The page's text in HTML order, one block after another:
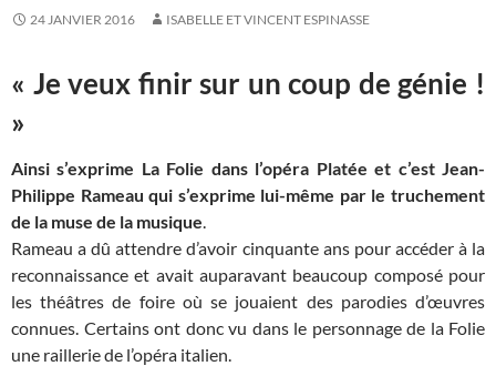
24 JANVIER 2016 ISABELLE ET VINCENT ESPINASSE
« Je veux finir sur un coup de génie !
»
Ainsi s’exprime La Folie dans l’opéra Platée et c’est Jean-
Philippe Rameau qui s’exprime lui-même par le truchement
de la muse de la musique.
Rameau a dû attendre d’avoir cinquante ans pour accéder à la
reconnaissance et avait auparavant beaucoup composé pour
les théâtres de foire où se jouaient des parodies d’œuvres
connues. Certains ont donc vu dans le personnage de la Folie
une raillerie de l’opéra italien.